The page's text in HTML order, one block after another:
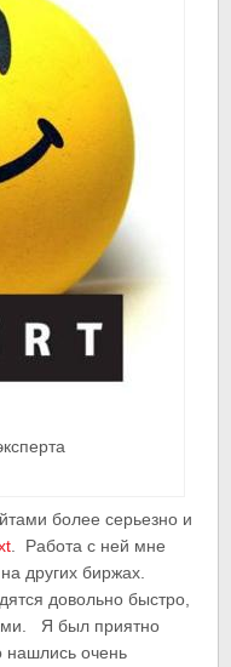
более серьезно и
. Работа с ней мне
других биржах.
довольно быстро,
Я был приятно
нашлись очень